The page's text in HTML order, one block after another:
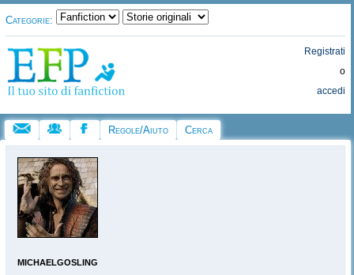
Categorie:
Registrati
o
accedi
Regole/Aiuto Cerca
michaelgosling